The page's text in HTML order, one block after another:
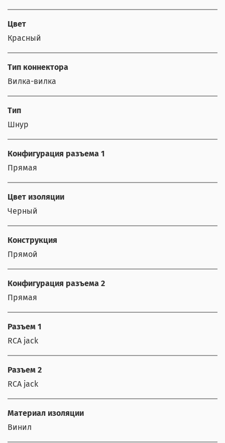
Цвет
Красный
Тип коннектора
Вилка-вилка
Тип
Шнур
Конфигурация разъема 1
Прямая
Цвет изоляции
Черный
Конструкция
Прямой
Конфигурация разъема 2
Прямая
Разъем 1
RCA jack
Разъем 2
RCA jack
Материал изоляции
Винил